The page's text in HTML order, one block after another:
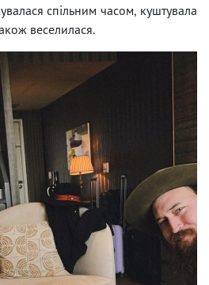
спільним часом, куштувала
веселилася.